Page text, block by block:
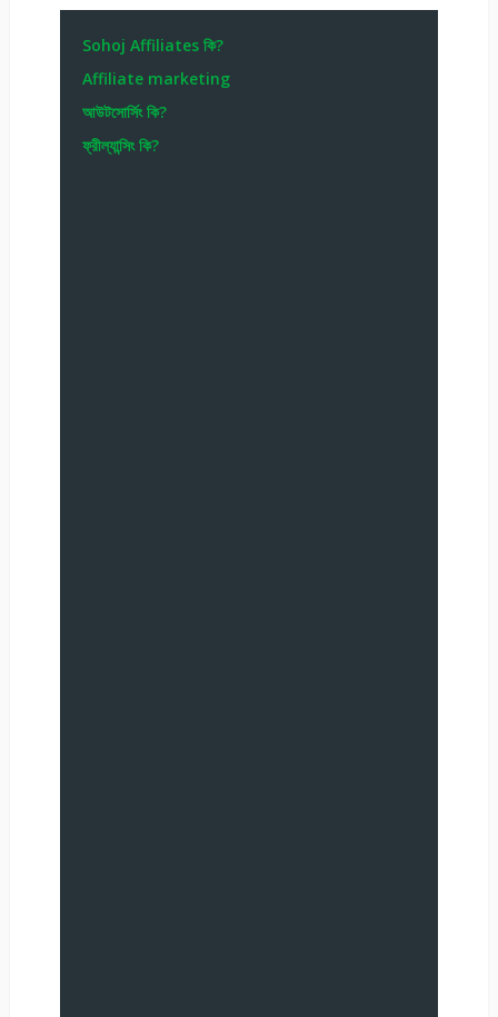
Sohoj Affiliates কি?
Affiliate marketing
আউটসোর্সিং কি?
ফ্রীল্যান্সিং কি?